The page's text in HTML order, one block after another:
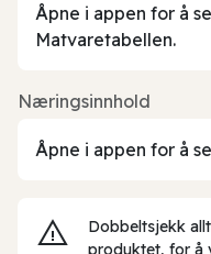
Åpne i appen for å
Matvaretabellen.
Næringsinnhold
Åpne i appen for å
Dobbeltsjekk
produktet, for å